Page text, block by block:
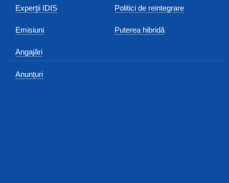
Experţii IDIS
Emisiuni
Angajări
Anunțuri
Politici de reintegrare
Puterea hibridă